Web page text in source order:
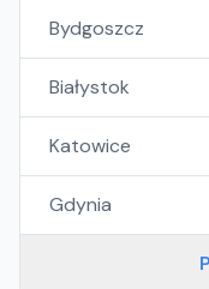
Bydgoszcz
Białystok
Katowice
Gdynia